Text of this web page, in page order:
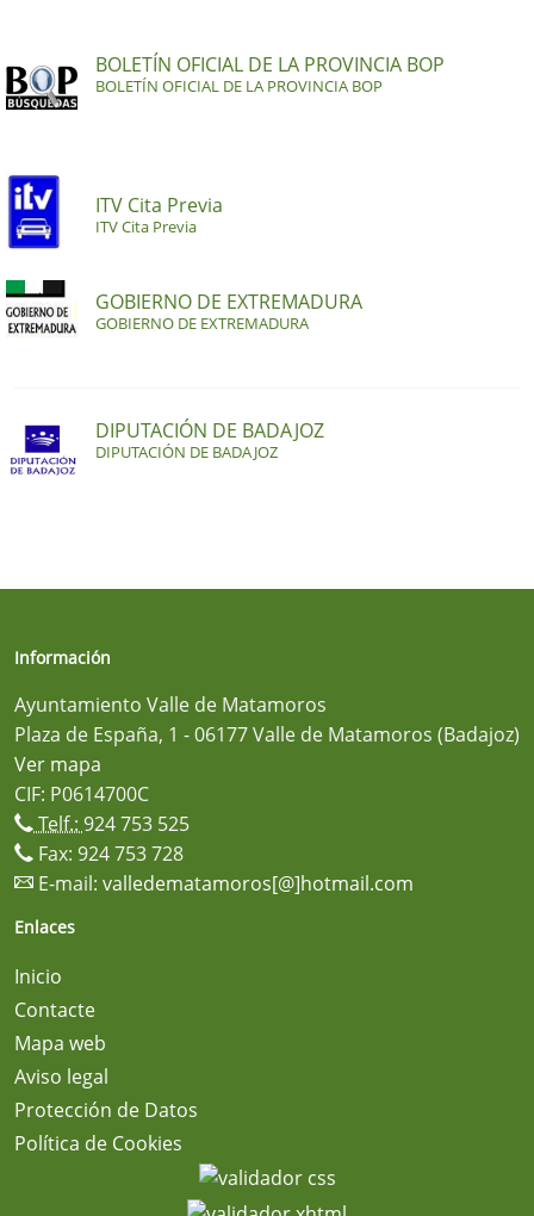
BOLETÍN OFICIAL DE LA PROVINCIA BOP
BOLETÍN OFICIAL DE LA PROVINCIA BOP
ITV Cita Previa
ITV Cita Previa
GOBIERNO DE EXTREMADURA
GOBIERNO DE EXTREMADURA
DIPUTACIÓN DE BADAJOZ
DIPUTACIÓN DE BADAJOZ
Información
Ayuntamiento Valle de Matamoros
Plaza de España, 1 - 06177 Valle de Matamoros (Badajoz)
Ver mapa
CIF: P0614700C
Telf.: 924 753 525
Fax: 924 753 728
E-mail: valledematamoros[@]hotmail.com
Enlaces
Inicio
Contacte
Mapa web
Aviso legal
Protección de Datos
Política de Cookies